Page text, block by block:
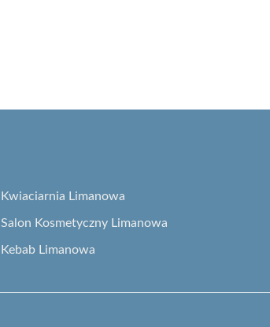
Kwiaciarnia Limanowa
Salon Kosmetyczny Limanowa
Kebab Limanowa